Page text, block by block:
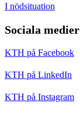
I nödsituation
Sociala medier
KTH på Facebook
KTH på LinkedIn
KTH på Instagram